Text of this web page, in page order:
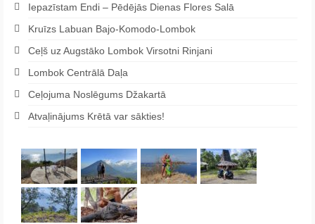
Iepazīstam Endi – Pēdējās Dienas Flores Salā
Kruīzs Labuan Bajo-Komodo-Lombok
Ceļš uz Augstāko Lombok Virsotni Rinjani
Lombok Centrālā Daļa
Ceļojuma Noslēgums Džakartā
Atvaļinājums Krētā var sākties!